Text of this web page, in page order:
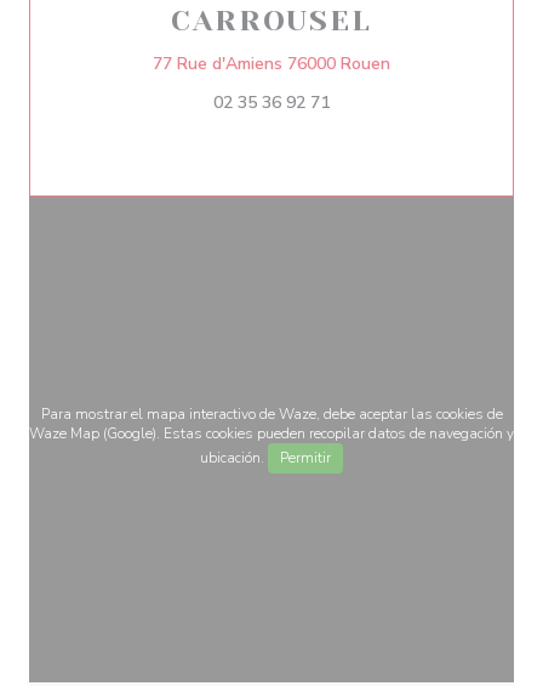
CARROUSEL
77 Rue d'Amiens 76000 Rouen
02 35 36 92 71
Para mostrar el mapa interactivo de Waze, debe aceptar las cookies de
Waze Map (Google). Estas cookies pueden recopilar datos de navegación y
ubicación.
Permitir